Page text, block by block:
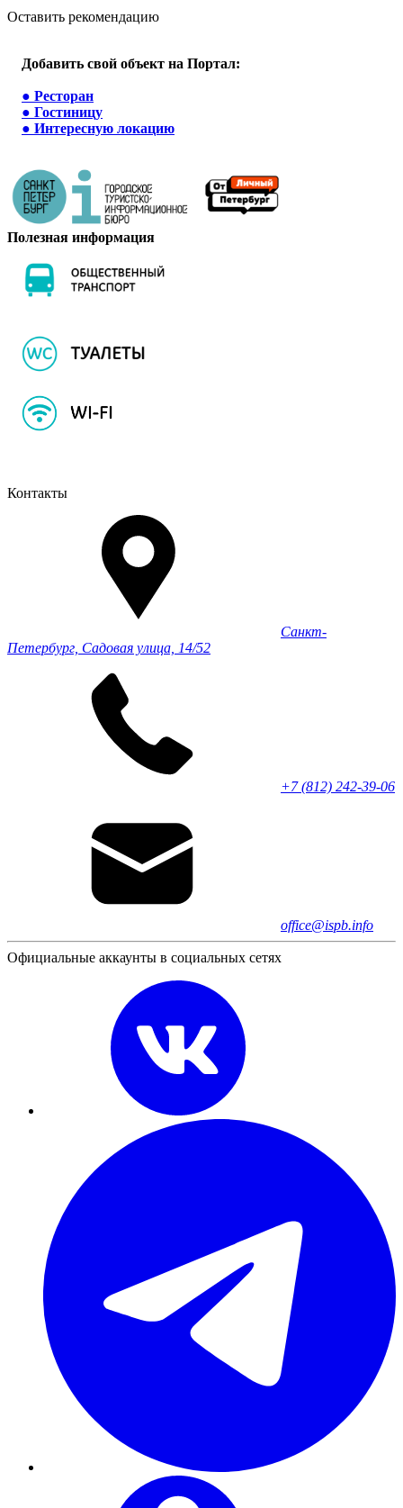
Оставить рекомендацию
Добавить свой объект на Портал:
● Ресторан
● Гостиницу
● Интересную локацию
Полезная информация
Контакты
Санкт-
Петербург, Садовая улица, 14/52
+7 (812) 242-39-06
office@ispb.info
Официальные аккаунты в социальных сетях